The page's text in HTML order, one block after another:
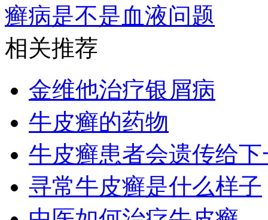
癣病是不是血液问题
相关推荐
金维他治疗银屑病
牛皮癣的药物
牛皮癣患者会遗传给
寻常牛皮癣是什么样子